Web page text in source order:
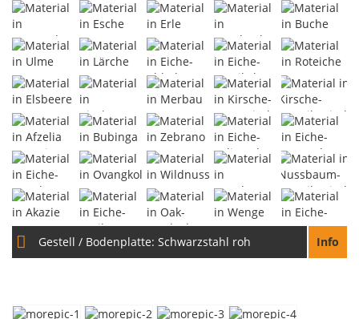
Gestell / Bodenplatte: Schwarzstahl roh Info